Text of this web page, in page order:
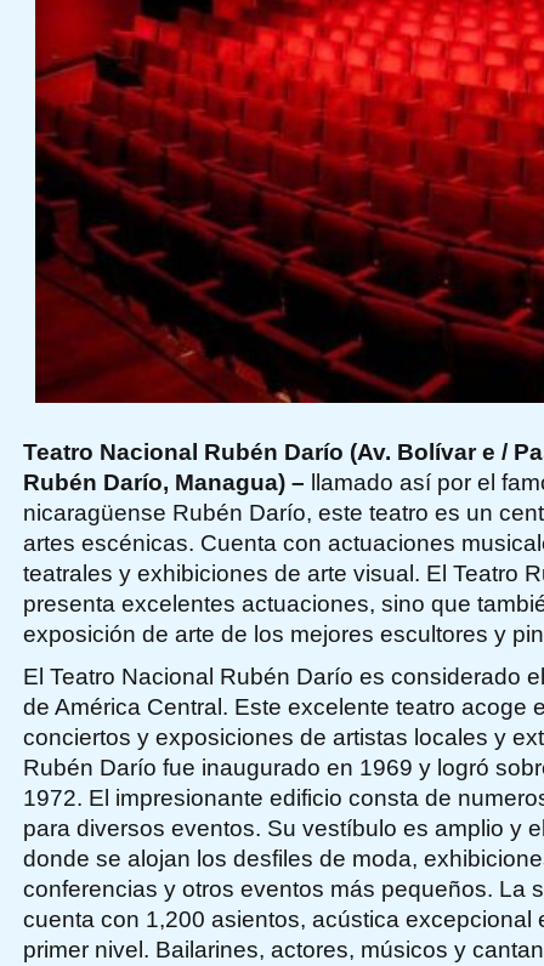
Teatro Nacional Rubén Darío (Av. Bolívar e /
Rubén Darío, Managua) – llamado así por el
nicaragüense Rubén Darío, este teatro es un
artes escénicas. Cuenta con actuaciones
teatrales y exhibiciones de arte visual. El Teatro
presenta excelentes actuaciones, sino que
exposición de arte de los mejores escultores y
El Teatro Nacional Rubén Darío es considerado
de América Central. Este excelente teatro acoge
conciertos y exposiciones de artistas locales y
Rubén Darío fue inaugurado en 1969 y logró
1972. El impresionante edificio consta de
para diversos eventos. Su vestíbulo es amplio y
donde se alojan los desfiles de moda,
conferencias y otros eventos más pequeños. La
cuenta con 1,200 asientos, acústica excepcional
primer nivel. Bailarines, actores, músicos y